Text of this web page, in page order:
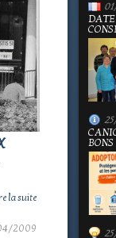
la suite
2009